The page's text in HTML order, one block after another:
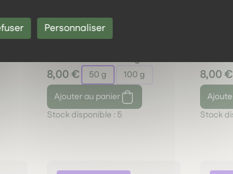
Personnaliser
Menthe poivrée feuilles Bio
– plante digestive,
rafraîchissante 50g
8,00 € 50 g
100 g
Ajouter
au panier
Stock disponible : 5
8,00 €
Stock